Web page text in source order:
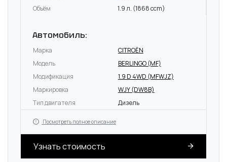
Объём 1.9 л. (1868 ccm)
Автомобиль:
Марка
CITROËN
Модель
BERLINGO (MF)
Модификация
1.9 D 4WD (MFWJZ)
Маркировка
WJY (DW8B)
Тип двигателя
Дизель
Посмотреть полное описание
Узнать стоимость